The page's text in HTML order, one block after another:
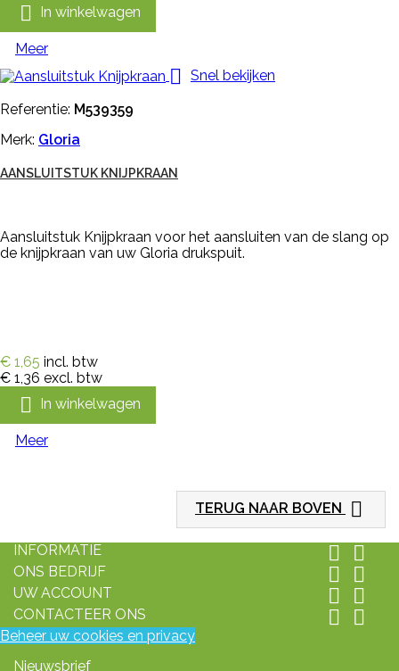
 In winkelwagen
Meer
 Snel bekijken
Referentie: M539359
Merk: Gloria
AANSLUITSTUK KNIJPKRAAN
Aansluitstuk Knijpkraan voor het aansluiten van de slang op
de knijpkraan van uw Gloria drukspuit.
€ 1,65 incl. btw
€ 1,36 excl. btw
 In winkelwagen
Meer
TERUG NAAR BOVEN 
INFORMATIE  
ONS BEDRIJF  
UW ACCOUNT  
CONTACTEER ONS  
Beheer uw cookies en privacy
Nieuwsbrief